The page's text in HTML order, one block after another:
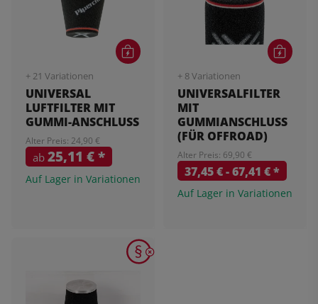
+ 21 Variationen
UNIVERSAL
LUFTFILTER MIT
GUMMI-ANSCHLUSS
Alter Preis: 24,90 €
ab 25,11 €*
Auf Lager in Variationen
+ 8 Variationen
UNIVERSALFILTER
MIT
GUMMIANSCHLUSS
(FÜR OFFROAD)
Alter Preis: 69,90 €
37,45 € -67,41 €*
Auf Lager in Variationen